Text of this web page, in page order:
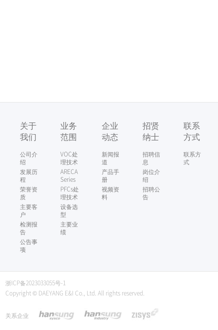
关于
我们
公司介
绍
发展历
程
荣誉资
质
主要客
户
检测报
告
公告事
项
业务
范围
VOC处
理技术
ARECA
Series
PFCs处
理技术
设备选
型
主要业
绩
企业
动态
新闻报
道
产品手
册
视频资
料
招贤
纳士
招聘信
息
岗位介
绍
招聘公
告
联系
方式
联系方
式
浙ICP备2023033055号-1
Copyright © DAEYANG E&I Co., Ltd. All rights reserved.
关系企业